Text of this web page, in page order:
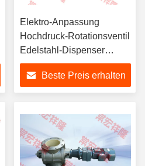
Elektro-Anpassung
Hochdruck-Rotationsventil
Edelstahl-Dispenser
pneumatisch
Beste Preis erhalten